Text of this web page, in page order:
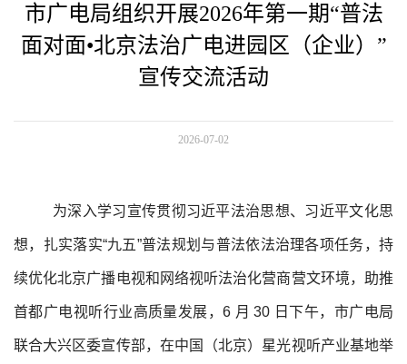
市广电局组织开展2026年第一期“普法
面对面•北京法治广电进园区（企业）”
宣传交流活动
2026-07-02
为深入学习宣传贯彻习近平法治思想、习近平文化思
想，扎实落实“九五”普法规划与普法依法治理各项任务，持
续优化北京广播电视和网络视听法治化营商营文环境，助推
首都广电视听行业高质量发展，6 月 30 日下午，市广电局
联合大兴区委宣传部，在中国（北京）星光视听产业基地举